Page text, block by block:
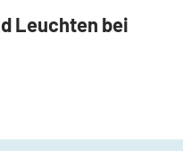
Leuchten bei